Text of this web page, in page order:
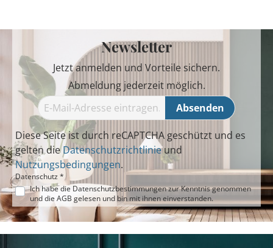
Newsletter
Jetzt anmelden und Vorteile sichern.
Abmeldung jederzeit möglich.
Absenden
Diese Seite ist durch reCAPTCHA geschützt und es
gelten dieDatenschutzrichtlinieund
Nutzungsbedingungen.
Datenschutz *
Ich habe die Datenschutzbestimmungenzur Kenntnis genommen
und die AGB gelesen und bin mit ihnen einverstanden.